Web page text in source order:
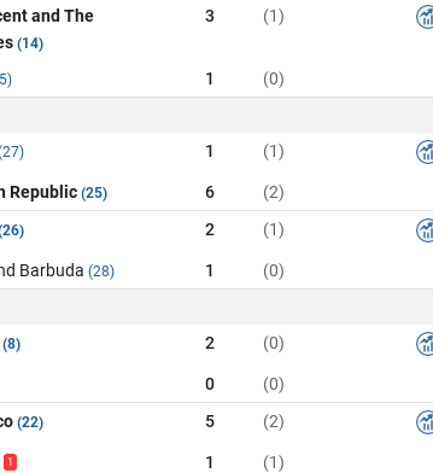
and The
(14)
3 (1)
1
(0)
1 (1)
Republic (25) 6 (2)
2 (1)
Barbuda (28) 1
(0)
(8) 2 (0)
0 (0)
(22) 5 (2)
1 1 (1)